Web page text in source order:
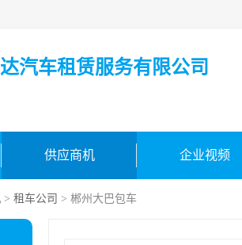
汽车租赁服务有限公司
供应商机 企业视频
> 租车公司 > 郴州大巴包车